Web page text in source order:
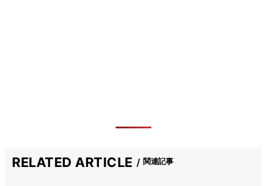
RELATED ARTICLE 関連記事